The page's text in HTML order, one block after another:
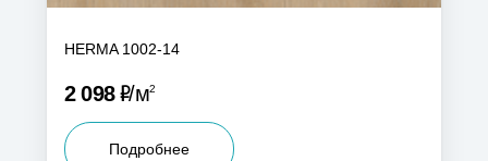
HERMA 1002-14
2 098Р м2
Подробнее